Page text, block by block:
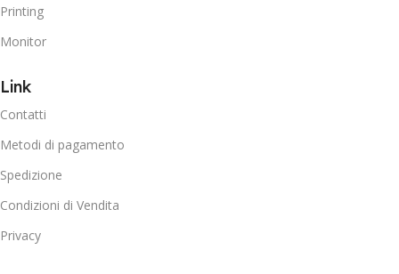
Printing
Monitor
Link
Contatti
Metodi di pagamento
Spedizione
Condizioni di Vendita
Privacy